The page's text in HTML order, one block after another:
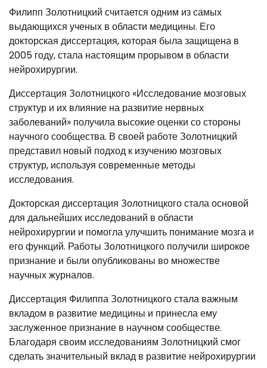
Филипп Золотницкий считается одним из самых
выдающихся ученых в области медицины. Его
докторская диссертация, которая была защищена в
2005 году, стала настоящим прорывом в области
нейрохирургии.
Диссертация Золотницкого «Исследование мозговых
структур и их влияние на развитие нервных
заболеваний» получила высокие оценки со стороны
научного сообщества. В своей работе Золотницкий
представил новый подход к изучению мозговых
структур, используя современные методы
исследования.
Докторская диссертация Золотницкого стала основой
для дальнейших исследований в области
нейрохирургии и помогла улучшить понимание мозга и
его функций. Работы Золотницкого получили широкое
признание и были опубликованы во множестве
научных журналов.
Диссертация Филиппа Золотницкого стала важным
вкладом в развитие медицины и принесла ему
заслуженное признание в научном сообществе.
Благодаря своим исследованиям Золотницкий смог
сделать значительный вклад в развитие нейрохирургии